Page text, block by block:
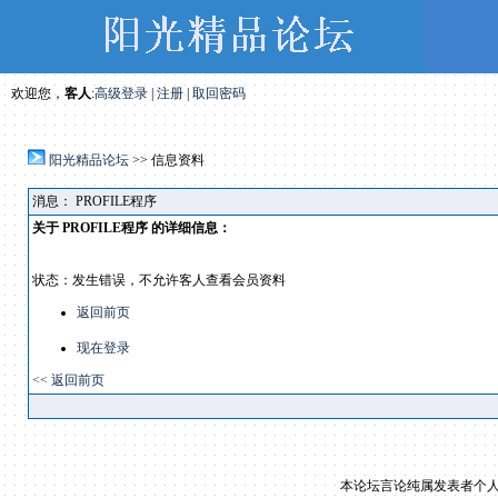
欢迎您， 客人:高级登录 |注册| 取回密码
阳光精品论坛>> 信息资料
消息： PROFILE程序
关于 PROFILE程序 的详细信息：
状态：发生错误，不允许客人查看会员资料
返回前页
现在登录
<< 返回前页
本论坛言论纯属发表者个